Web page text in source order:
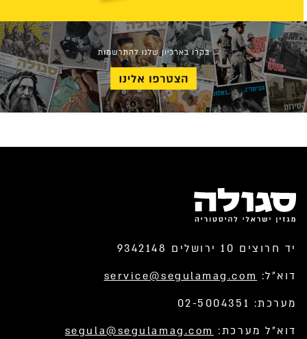
יד חרוצים 10 ירושלים 9342148
דוא”ל: service@segulamag.com
מערכת: 02-5004351
דוא”ל מערכת: segula@segulamag.com